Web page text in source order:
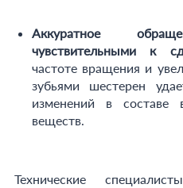
Аккуратное
чувствительными к
частоте вращения и
зубьями шестерен
изменений в составе
веществ.
Технические